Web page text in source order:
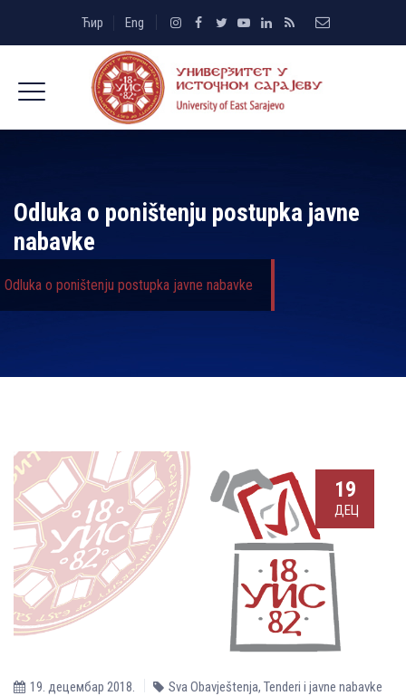
Ћир Eng
Odluka o poništenju postupka javne
nabavke
Odluka o poništenju postupka javne nabavke
19
ДЕЦ
19. децембар 2018. Sva Obavještenja, Tenderi i javne nabavke